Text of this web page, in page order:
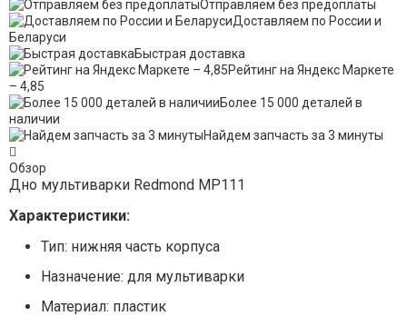
Отправляем без предоплаты
Доставляем по России и
Беларуси
Быстрая доставка
Рейтинг на Яндекс Маркете
– 4,85
Более 15 000 деталей в
наличии
Найдем запчасть за 3 минуты
Обзор
Дно мультиварки Redmond MP111
Характеристики:
Тип: нижняя часть корпуса
Назначение: для мультиварки
Материал: пластик